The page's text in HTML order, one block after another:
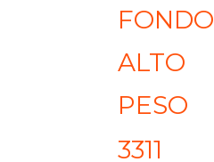
FONDO
ALTO
PESO
3311